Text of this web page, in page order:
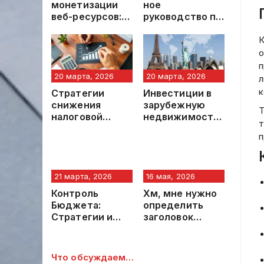
монетизации
веб-ресурсов:
руководство по
генерации
дохода
ное
руководство по
транзакций
USDT на
чистоту и AML-
риски в 2026
году
20 марта, 2026
Стратегии
снижения
налоговой
и бизнеса
20 марта, 2026
Инвестиции в
зарубежную
недвижимость:
и капитала
21 марта, 2026
Контроль
Бюджета:
Стратегии и
Управления
16 мая, 2026
Хм, мне нужно
определить
заголовок
Что обсуждаем…